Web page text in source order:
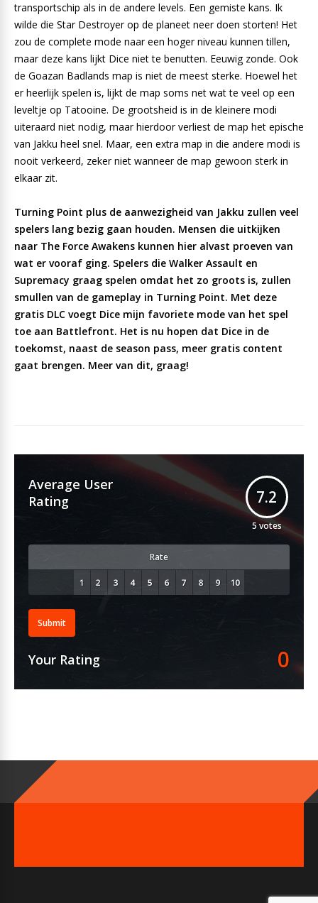
transportschip als in de andere levels. Een gemiste kans. Ik
wilde die Star Destroyer op de planeet neer doen storten! Het
zou de complete mode naar een hoger niveau kunnen tillen,
maar deze kans lijkt Dice niet te benutten. Eeuwig zonde. Ook
de Goazan Badlands map is niet de meest sterke. Hoewel het
er heerlijk spelen is, lijkt de map soms net wat te veel op een
leveltje op Tatooine. De grootsheid is in de kleinere modi
uiteraard niet nodig, maar hierdoor verliest de map het epische
van Jakku heel snel. Maar, een extra map in die andere modi is
nooit verkeerd, zeker niet wanneer de map gewoon sterk in
elkaar zit.
Turning Point plus de aanwezigheid van Jakku zullen veel
spelers lang bezig gaan houden. Mensen die uitkijken
naar The Force Awakens kunnen hier alvast proeven van
wat er vooraf ging. Spelers die Walker Assault en
Supremacy graag spelen omdat het zo groots is, zullen
smullen van de gameplay in Turning Point. Met deze
gratis DLC voegt Dice mijn favoriete mode van het spel
toe aan Battlefront. Het is nu hopen dat Dice in de
toekomst, naast de season pass, meer gratis content
gaat brengen. Meer van dit, graag!
Average User
Rating
7.2
5votes
Rate
Submit
Your Rating 0